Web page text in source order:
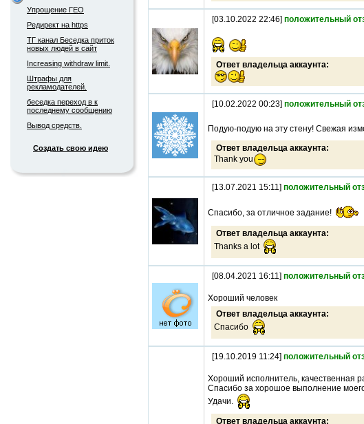
Упрощение ГЕО
Редирект на https
ТГ канал Беседка приток
новых людей в сайт
Increasing withdraw limit.
Штрафы для
рекламодателей.
беседка переход в к
последнему сообщению
Вывод средств.
Создать свою идею
[03.10.2022 22:46] положительный
Ответ владельца аккаунта:
[10.02.2022 00:23] положительный
Подую-подую на эту стену! Свежая
Ответ владельца аккаунта:
Thank you
[13.07.2021 15:11] положительный
Спасибо, за отличное задание!
Ответ владельца аккаунта:
Thanks a lot
[08.04.2021 16:11] положительный
Хороший человек
Ответ владельца аккаунта:
Спасибо
[19.10.2019 11:24] положительный
Хороший исполнитель, качественная
Спасибо за хорошое выполнение
Удачи.
Ответ владельца аккаунта: